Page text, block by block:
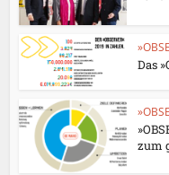
Das
zum